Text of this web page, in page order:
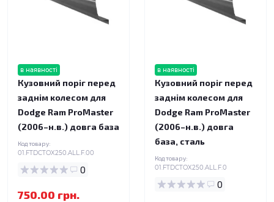
в наявності
Кузовний поріг перед
заднім колесом для
Dodge Ram ProMaster
(2006–н.в.) довга база
Код товару:
01.FTDCTOX250.ALL.F.00
0
750.00 грн.
в наявності
Кузовний поріг перед
заднім колесом для
Dodge Ram ProMaster
(2006–н.в.) довга
база, сталь
Код товару:
01.FTDCTOX250.ALL.F.0
0